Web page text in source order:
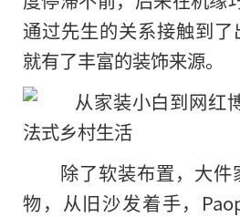
通过先生的关系接触到
就有了丰富的装饰来源。
除了软装布置，大
物，从旧沙发着手，